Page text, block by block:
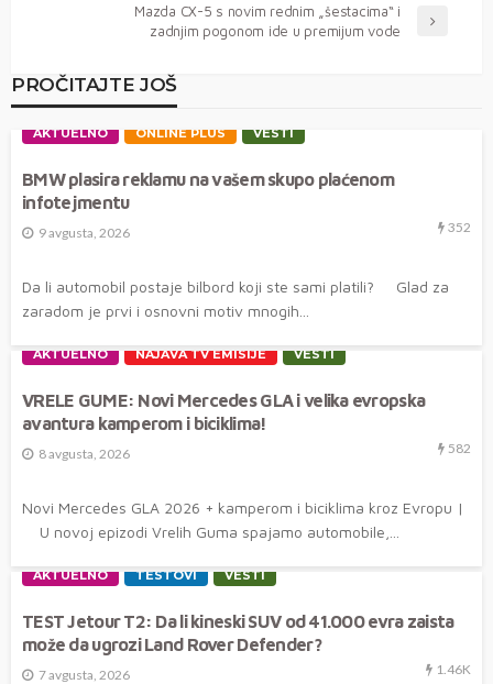
Mazda CX-5 s novim rednim „šestacima“ i
zadnjim pogonom ide u premijum vode
PROČITAJTE JOŠ
AKTUELNO ONLINE PLUS VESTI
BMW plasira reklamu na vašem skupo plaćenom
infotejmentu
9 avgusta, 2026 352
Da li automobil postaje bilbord koji ste sami platili? Glad za
zaradom je prvi i osnovni motiv mnogih...
AKTUELNO NAJAVA TV EMISIJE VESTI
VRELE GUME: Novi Mercedes GLA i velika evropska
avantura kamperom i biciklima!
8 avgusta, 2026 582
Novi Mercedes GLA 2026 + kamperom i biciklima kroz Evropu |
U novoj epizodi Vrelih Guma spajamo automobile,...
AKTUELNO TESTOVI VESTI
TEST Jetour T2: Da li kineski SUV od 41.000 evra zaista
može da ugrozi Land Rover Defender?
7 avgusta, 2026 1.46K